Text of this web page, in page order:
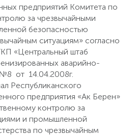
предприятий Комитета по
за чрезвычайными
безопасностью
ситуациям» согласно
«Центральный штаб
аварийно-
от 14.04.2008г.
Республиканского
предприятия «Ак Берен»
контролю за
и промышленной
по чрезвычайным